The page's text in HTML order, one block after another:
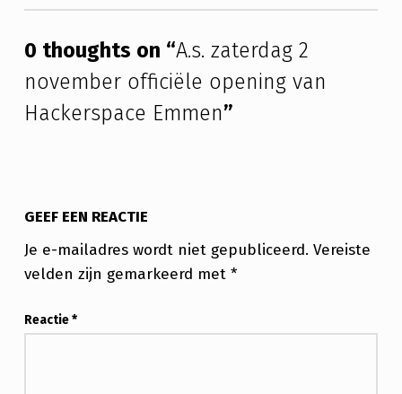
N
O
V
E
R
O
F
0 thoughts on “A.s. zaterdag 2
november officiële opening van
Hackerspace Emmen”
GEEF EEN REACTIE
Je e-mailadres wordt niet gepubliceerd. Vereiste
velden zijn gemarkeerd met *
Reactie*